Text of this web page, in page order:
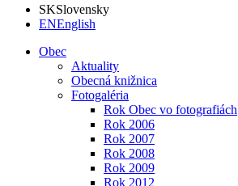
SKSlovensky
ENEnglish
Obec
Aktuality
Obecná knižnica
Fotogaléria
Rok Obec vo fotografiách
Rok 2006
Rok 2007
Rok 2008
Rok 2009
Rok 2012